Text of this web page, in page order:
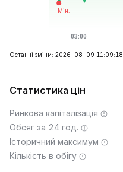
Останні зміни: 2026-08-09 11:09:18.
Статистика цін
Ринкова капіталізація
Обсяг за 24 год.
Історичний максимум
Кількість в обігу